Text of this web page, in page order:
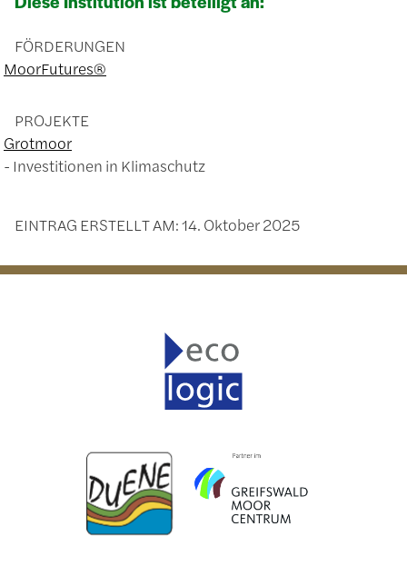
FÖRDERUNGEN
MoorFutures®
PROJEKTE
Grotmoor
Investitionen in Klimaschutz
EINTRAG ERSTELLT AM:14. Oktober 2025